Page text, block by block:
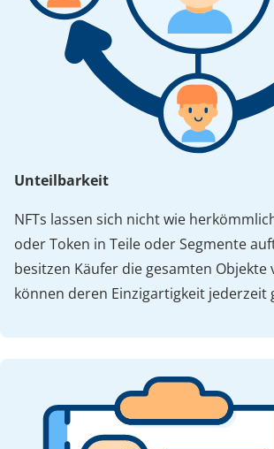
Unteilbarkeit
NFTs lassen sich nicht wie
oder Token in Teile oder Segmente
besitzen Käufer die gesamten Objekte
können deren Einzigartigkeit jederzeit